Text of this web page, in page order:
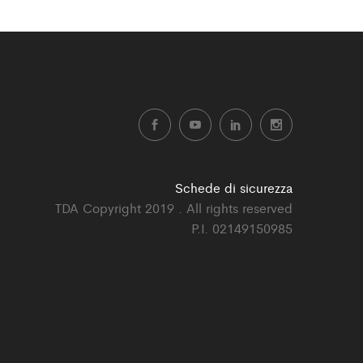
Schede di sicurezza
TDA Copyright 2019 . All rights reserved
P.I. 02149150985